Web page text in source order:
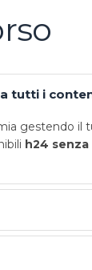
tutti i
gestendo il
h24